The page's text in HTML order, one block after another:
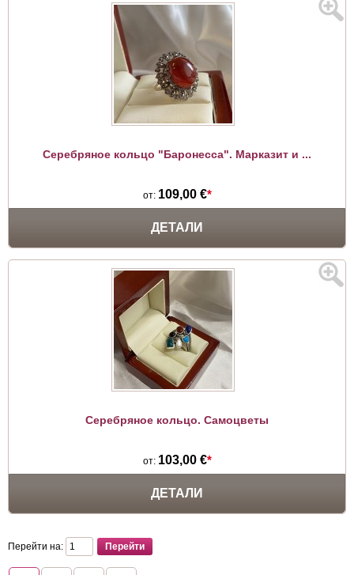
Серебряное кольцо "Баронесса". Марказит и ...
от: 109,00 €*
ДЕТАЛИ
Серебряное кольцо. Самоцветы
от: 103,00 €*
ДЕТАЛИ
Перейти на: